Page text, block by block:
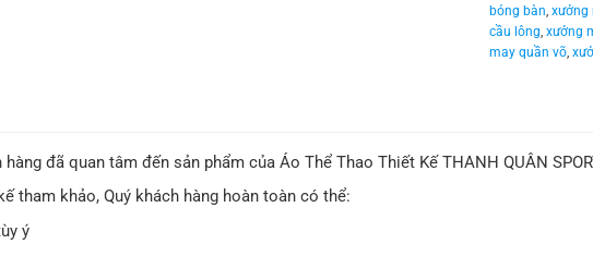
bóng bàn, xưởng
cầu lông, xưởng
may quần võ,
hàng đã quan tâm đến sản phẩm của Áo Thể Thao Thiết Kế THANH QUÂN
tham khảo, Quý khách hàng hoàn toàn có thể:
ý